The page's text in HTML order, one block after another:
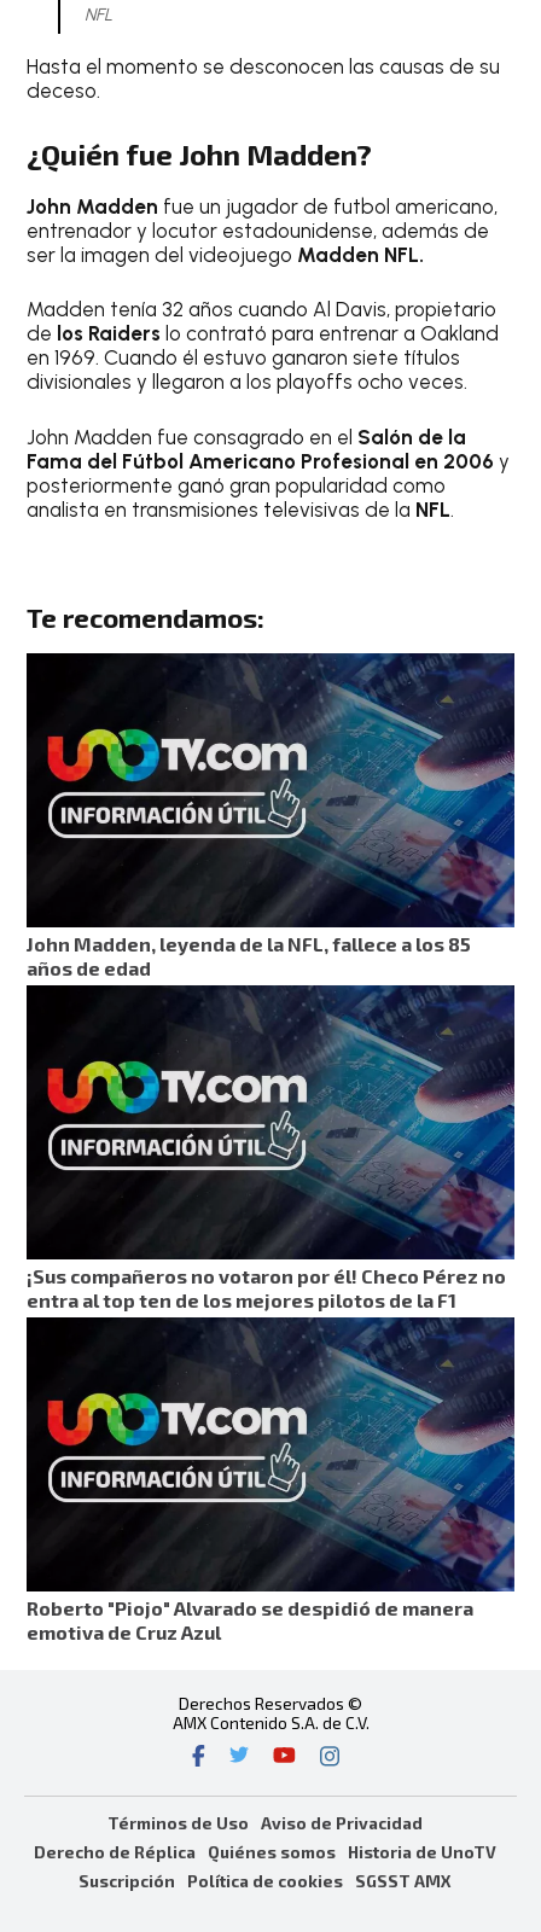
NFL
Hasta el momento se desconocen las causas de su
deceso.
¿Quién fue John Madden?
John Madden fue un jugador de futbol americano,
entrenador y locutor estadounidense, además de
ser la imagen del videojuego Madden NFL.
Madden tenía 32 años cuando Al Davis, propietario
de los Raiders lo contrató para entrenar a Oakland
en 1969. Cuando él estuvo ganaron siete títulos
divisionales y llegaron a los playoffs ocho veces.
John Madden fue consagrado en el Salón de la
Fama del Fútbol Americano Profesional en 2006 y
posteriormente ganó gran popularidad como
analista en transmisiones televisivas de la NFL.
Te recomendamos:
John Madden, leyenda de la NFL, fallece a los 85
años de edad
¡Sus compañeros no votaron por él! Checo Pérez no
entra al top ten de los mejores pilotos de la F1
Roberto "Piojo" Alvarado se despidió de manera
emotiva de Cruz Azul
Derechos Reservados ©
AMX Contenido S.A. de C.V.
Términos de Uso
Aviso de Privacidad
Derecho de Réplica
Quiénes somos
Historia de UnoTV
Suscripción
Política de cookies SGSST AMX